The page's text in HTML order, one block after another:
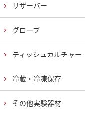
リザーバー
グローブ
ティッシュカルチャー
冷蔵・冷凍保存
その他実験器材